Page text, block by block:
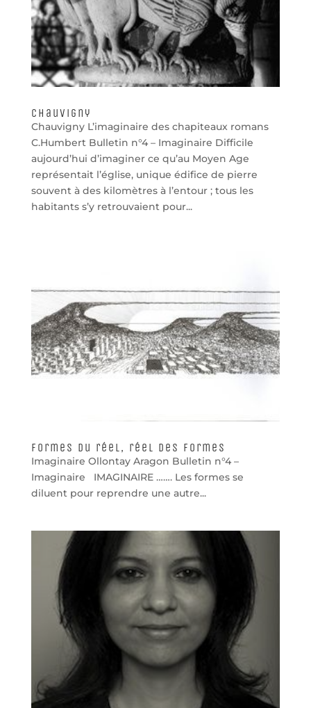
Chauvigny
Chauvigny L’imaginaire des chapiteaux romans
C.Humbert Bulletin n°4 – Imaginaire Difficile
aujourd’hui d’imaginer ce qu’au Moyen Age
représentait l’église, unique édifice de pierre
souvent à des kilomètres à l’entour ; tous les
habitants s’y retrouvaient pour...
Formes du réel, réel des formes
Imaginaire Ollontay Aragon Bulletin n°4 –
Imaginaire IMAGINAIRE ……. Les formes se
diluent pour reprendre une autre...